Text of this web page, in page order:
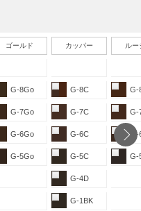
ゴールド カッパー ルー
G-8Go G-8C G-
G-7Go G-7C G-
G-6Go G-6C
G-5Go G-5C G-
G-4D
G-1BK